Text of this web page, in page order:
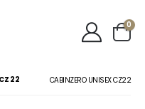
0
CABINZERO UNISEX CZ22